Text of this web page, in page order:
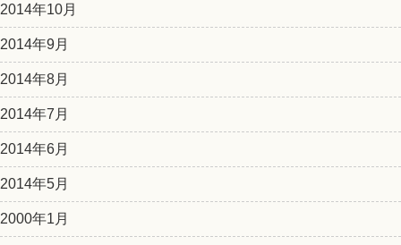
2014年10月
2014年9月
2014年8月
2014年7月
2014年6月
2014年5月
2000年1月